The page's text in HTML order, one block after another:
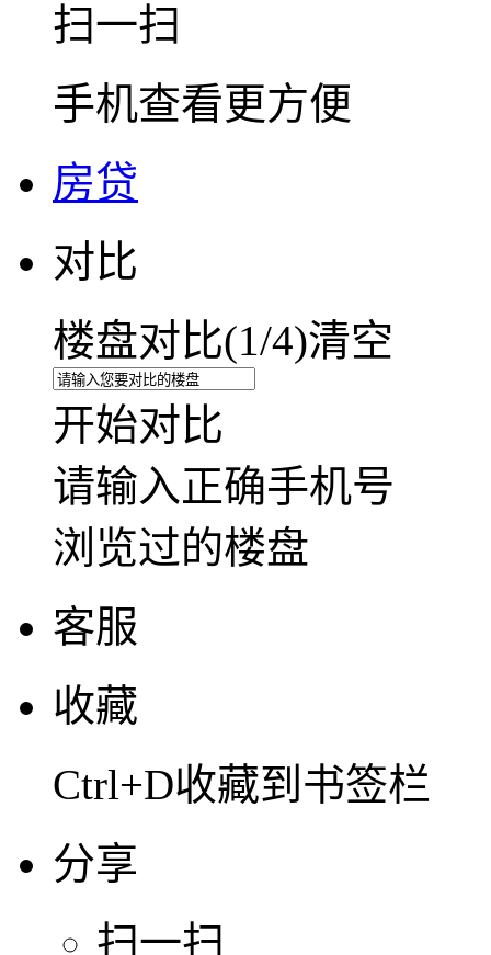
扫一扫
手机查看更方便
房贷
对比
楼盘对比(1/4)清空
开始对比
请输入正确手机号
浏览过的楼盘
客服
收藏
Ctrl+D收藏到书签栏
分享
扫一扫